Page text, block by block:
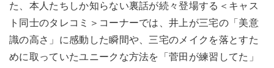
た、本人たちしか知らない裏話が続々登場する＜キャス
ト同士のタレコミ＞コーナーでは、井上が三宅の「美意
識の高さ」に感動した瞬間や、三宅のメイクを落とすた
めに取っていたユニークな方法を「菅田が練習してた」